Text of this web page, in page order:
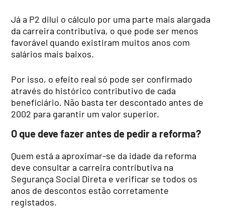
Já a P2 dilui o cálculo por uma parte mais alargada
da carreira contributiva, o que pode ser menos
favorável quando existiram muitos anos com
salários mais baixos.
Por isso, o efeito real só pode ser confirmado
através do histórico contributivo de cada
beneficiário. Não basta ter descontado antes de
2002 para garantir um valor superior.
O que deve fazer antes de pedir a reforma?
Quem está a aproximar-se da idade da reforma
deve consultar a carreira contributiva na
Segurança Social Direta e verificar se todos os
anos de descontos estão corretamente
registados.